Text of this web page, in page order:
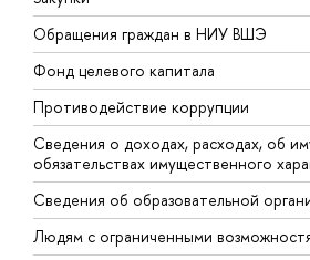
Обращения граждан в НИУ ВШЭ
Фонд целевого капитала
Противодействие коррупции
Сведения о доходах, расходах, об
обязательствах имущественного
Сведения об образовательной
Людям с ограниченными